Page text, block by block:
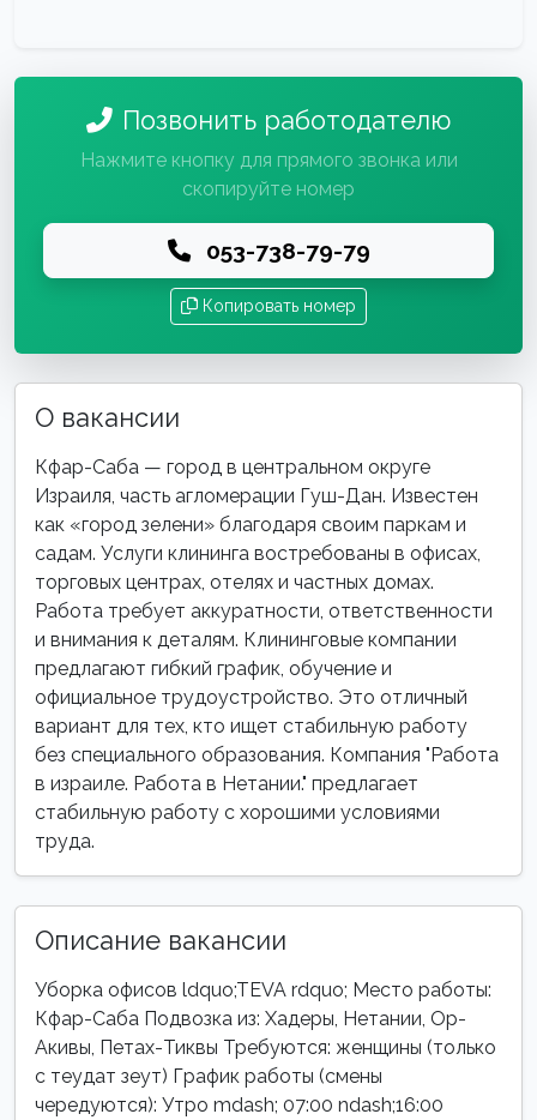
Позвонить работодателю
Нажмите кнопку для прямого звонка или
скопируйте номер
053-738-79-79
Копировать номер
О вакансии
Кфар-Саба — город в центральном округе
Израиля, часть агломерации Гуш-Дан. Известен
как «город зелени» благодаря своим паркам и
садам. Услуги клининга востребованы в офисах,
торговых центрах, отелях и частных домах.
Работа требует аккуратности, ответственности
и внимания к деталям. Клининговые компании
предлагают гибкий график, обучение и
официальное трудоустройство. Это отличный
вариант для тех, кто ищет стабильную работу
без специального образования. Компания "Работа
в израиле. Работа в Нетании." предлагает
стабильную работу с хорошими условиями
труда.
Описание вакансии
Уборка офисов ldquo;TEVA rdquo; Место работы:
Кфар-Саба Подвозка из: Хадеры, Нетании, Ор-
Акивы, Петах-Тиквы Требуются: женщины (только
с теудат зеут) График работы (смены
чередуются): Утро mdash; 07:00 ndash;16:00